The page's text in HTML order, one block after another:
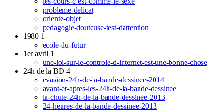
probleme-delicat
oriente-objet
pedagogie-douteuse-test-dattention
1980 1
ecole-du-futur
1er avril 1
une-loi-sur-le-controle-d-internet-est-une-bonne-chose
24h de la BD 4
evasion-24h-de-la-bande-dessinee-2014
avant-et-apres-les-24h-de-la-bande-dessinee
la-chute-24h-de-la-bande-dessinee-2013
24-heures-de-la-bande-dessinee-2013